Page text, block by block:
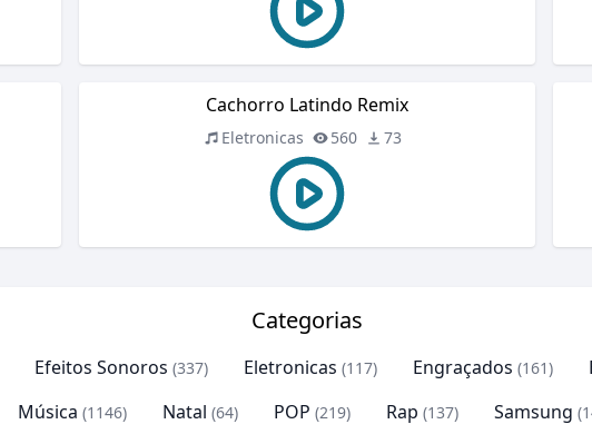
Cachorro Latindo Remix
Eletronicas 560 73
Categorias
Efeitos Sonoros (337) Eletronicas (117) Engraçados (161)
Música (1146) Natal (64) POP (219) Rap (137) Samsung